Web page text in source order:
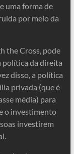
uma forma de
por meio da
the Cross, pode
política da direita
disso, a política
privada (que é
média) para
o investimento
investirem